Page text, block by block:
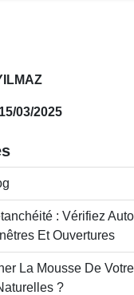
15/03/2025
: Vérifiez
Et Ouvertures
La Mousse De
?